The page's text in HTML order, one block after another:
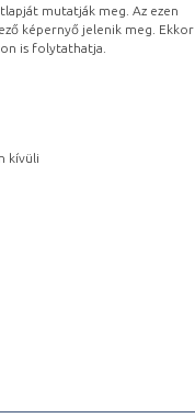
mutatják meg. Az ezen
képernyő jelenik meg. Ekkor
is folytathatja.
kívüli